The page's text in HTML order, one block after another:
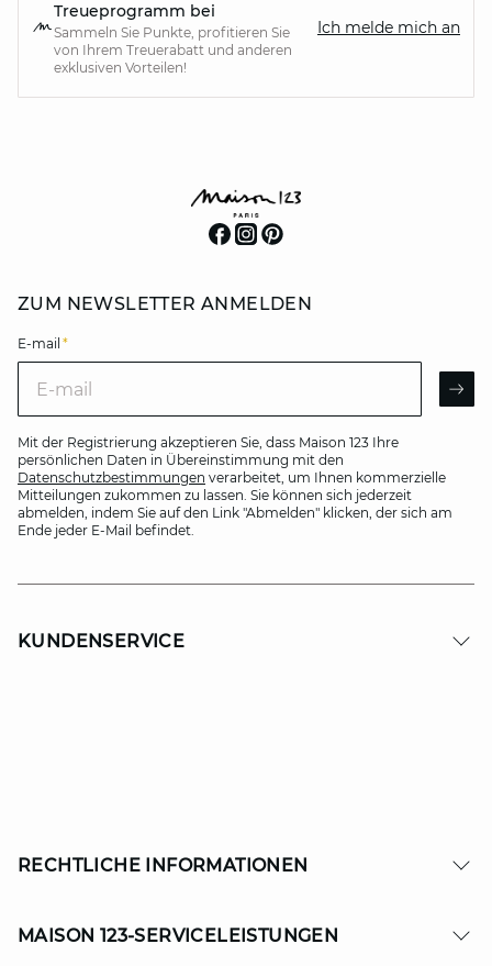
Treueprogramm bei
Sammeln Sie Punkte, profitieren Sie
von Ihrem Treuerabatt und anderen
exklusiven Vorteilen!
Ich melde mich an
ZUM NEWSLETTER ANMELDEN
E-mail *
Mit der Registrierung akzeptieren Sie, dass Maison 123 Ihre
persönlichen Daten in Übereinstimmung mit den
Datenschutzbestimmungen verarbeitet, um Ihnen kommerzielle
Mitteilungen zukommen zu lassen. Sie können sich jederzeit
abmelden, indem Sie auf den Link "Abmelden" klicken, der sich am
Ende jeder E-Mail befindet.
KUNDENSERVICE
RECHTLICHE INFORMATIONEN
MAISON 123-SERVICELEISTUNGEN